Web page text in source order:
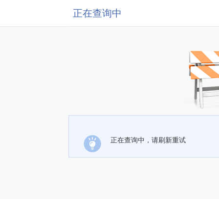
正在查询中
正在查询中，请刷新重试